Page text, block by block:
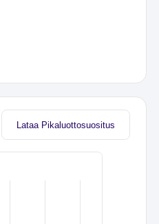
Lataa Pikaluottosuositus